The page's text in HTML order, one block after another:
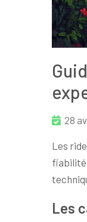
28
Les
fiabilité
Les